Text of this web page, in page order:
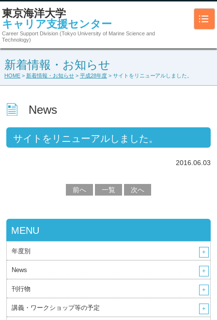
東京海洋大学
キャリア支援センター
Career Support Division (Tokyo University of Marine Science and
Technology)
新着情報・お知らせ
HOME> 新着情報・お知らせ> 平成28年度> サイトをリニューアルしました。
News
サイトをリニューアルしました。
2016.06.03
前へ 一覧 次へ
MENU
年度別
News
刊行物
講義・ワークショップ等の予定